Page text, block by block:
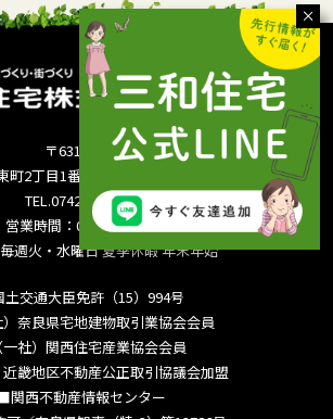
〒631-0821
町2丁目1番63号サンワシティ西大寺5F
TEL.0742-36-3035
営業時間：09:00～18:00
週火・水曜日 夏季休暇 年末年始
交通大臣免許（15）994号
奈良県宅地建物取引業協会会員
社）関西住宅産業協会会員
畿地区不動産公正取引協議会加盟
関西不動産情報センター